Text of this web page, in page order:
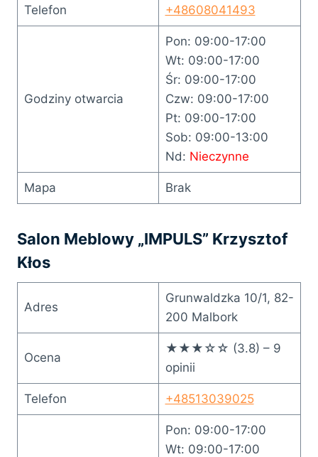
Telefon +48608041493
Godziny otwarcia
Pon: 09:00-17:00
Wt: 09:00-17:00
Śr: 09:00-17:00
Czw: 09:00-17:00
Pt: 09:00-17:00
Sob: 09:00-13:00
Nd: Nieczynne
Mapa Brak
Salon Meblowy „IMPULS” Krzysztof
Kłos
Adres
Grunwaldzka 10/1, 82-
200 Malbork
Ocena
★★★☆☆ (3.8) – 9
opinii
Telefon +48513039025
Pon: 09:00-17:00
Wt: 09:00-17:00